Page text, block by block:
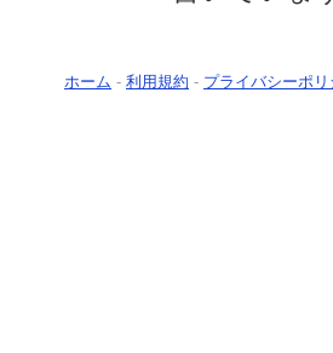
ホーム - 利用規約 - プライバシーポリ